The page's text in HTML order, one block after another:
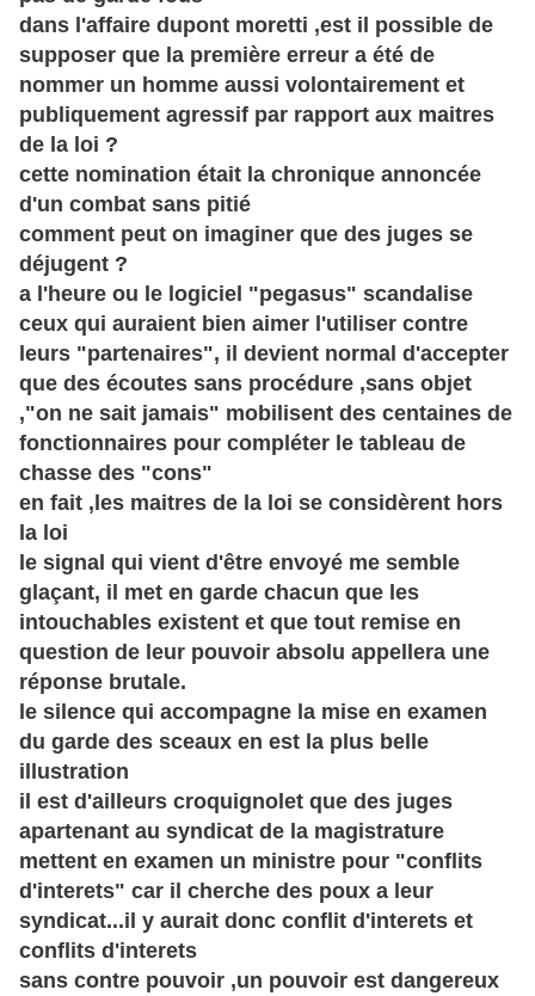
dans l'affaire dupont moretti ,est il possible de
supposer que la première erreur a été de
nommer un homme aussi volontairement et
publiquement agressif par rapport aux maitres
de la loi ?
cette nomination était la chronique annoncée
d'un combat sans pitié
comment peut on imaginer que des juges se
déjugent ?
a l'heure ou le logiciel "pegasus" scandalise
ceux qui auraient bien aimer l'utiliser contre
leurs "partenaires", il devient normal d'accepter
que des écoutes sans procédure ,sans objet
,"on ne sait jamais" mobilisent des centaines de
fonctionnaires pour compléter le tableau de
chasse des "cons"
en fait ,les maitres de la loi se considèrent hors
la loi
le signal qui vient d'être envoyé me semble
glaçant, il met en garde chacun que les
intouchables existent et que tout remise en
question de leur pouvoir absolu appellera une
réponse brutale.
le silence qui accompagne la mise en examen
du garde des sceaux en est la plus belle
illustration
il est d'ailleurs croquignolet que des juges
apartenant au syndicat de la magistrature
mettent en examen un ministre pour "conflits
d'interets" car il cherche des poux a leur
syndicat...il y aurait donc conflit d'interets et
conflits d'interets
sans contre pouvoir ,un pouvoir est dangereux